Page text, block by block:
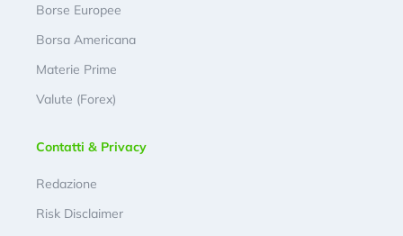
Borse Europee
Borsa Americana
Materie Prime
Valute (Forex)
Contatti & Privacy
Redazione
Risk Disclaimer